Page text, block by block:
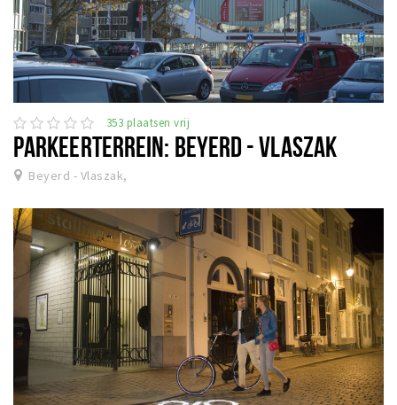
353 plaatsen vrij
PARKEERTERREIN: BEYERD - VLASZAK
Beyerd - Vlaszak,